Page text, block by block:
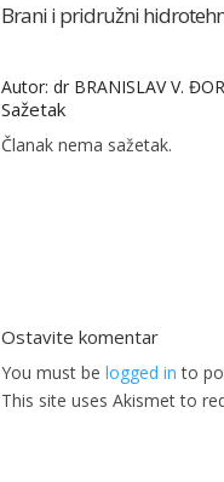
Brani i pridružni
Autor: dr BRANISLAV V.
Sažetak
Članak nema sažetak.
Ostavite komentar
You must be logged in to
This site uses Akismet to